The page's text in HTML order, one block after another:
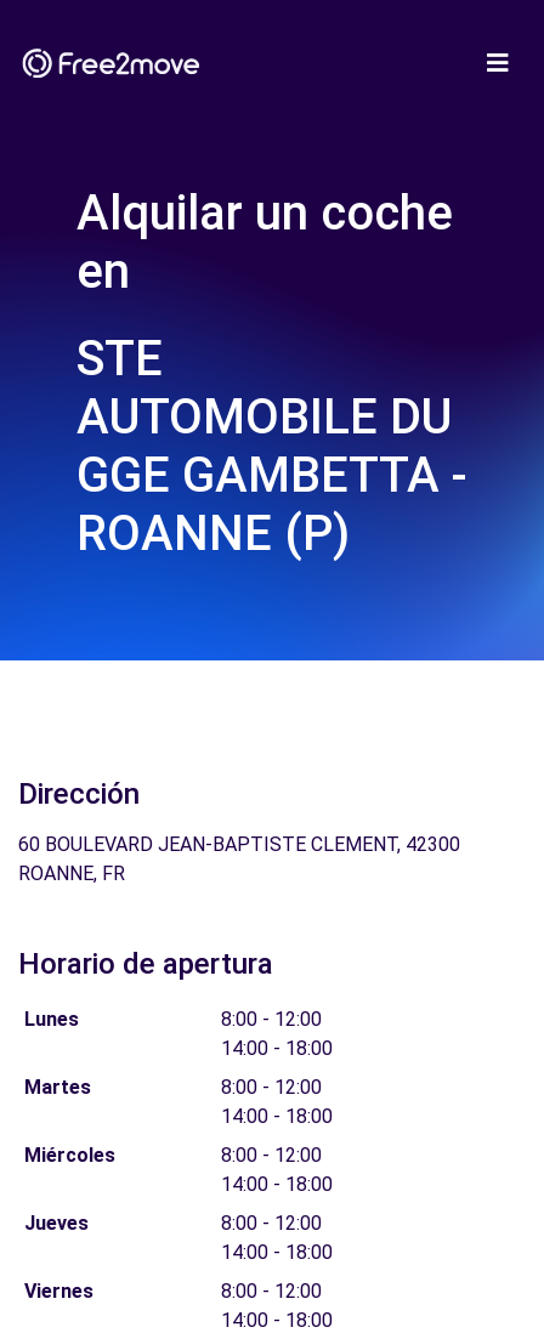
Alquilar un coche
en
STE
AUTOMOBILE DU
GGE GAMBETTA -
ROANNE (P)
Dirección
60 BOULEVARD JEAN-BAPTISTE CLEMENT, 42300
ROANNE, FR
Horario de apertura
Lunes
8:00 - 12:00
14:00 - 18:00
Martes
8:00 - 12:00
14:00 - 18:00
Miércoles
8:00 - 12:00
14:00 - 18:00
Jueves
8:00 - 12:00
14:00 - 18:00
Viernes
8:00 - 12:00
14:00 - 18:00